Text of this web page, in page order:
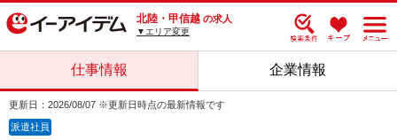
北陸・甲信越 の求人
▼エリア変更
仕事情報 企業情報
更新日：2026/08/07 ※更新日時点の最新情報です
派遣社員